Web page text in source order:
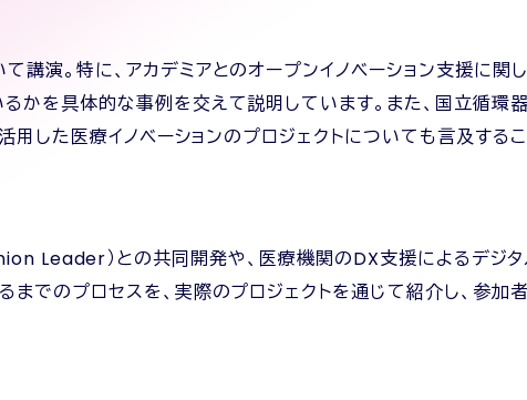
演。特に、アカデミアとのオープンイノベーション支援に関
かを具体的な事例を交えて説明しています。また、国立循環
した医療イノベーションのプロジェクトについても言及する
Leader）との共同開発や、医療機関のDX支援によるデジ
までのプロセスを、実際のプロジェクトを通じて紹介し、参加